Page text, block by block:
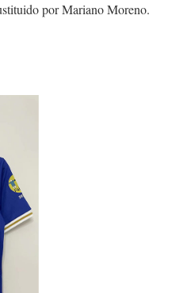
por Mariano Moreno.